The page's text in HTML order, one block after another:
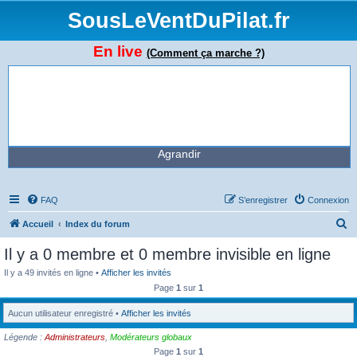
SousLeVentDuPilat.fr
En live (Comment ça marche ?)
Agrandir
FAQ Connexion
S’enregistrer
Accueil Index du forum
e
Il y a 0 membre et 0 membre invisible en ligne
Il y a 49 invités en ligne • Afficher les invités
Page 1 sur 1
Aucun utilisateur enregistré • Afficher les invités
Légende : Administrateurs Modérateurs globaux
Page 1 sur 1